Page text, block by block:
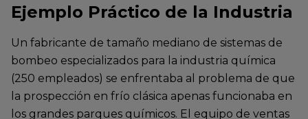
Ejemplo Práctico de la Industria
Un fabricante de tamaño mediano de sistemas de
bombeo especializados para la industria química
(250 empleados) se enfrentaba al problema de que
la prospección en frío clásica apenas funcionaba en
los grandes parques químicos. El equipo de ventas